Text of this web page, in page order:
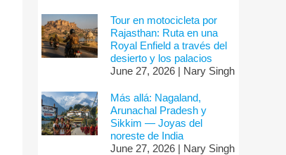
Tour en motocicleta por
Rajasthan: Ruta en una
Royal Enfield a través del
desierto y los palacios
June 27, 2026 | Nary Singh
Más allá: Nagaland,
Arunachal Pradesh y
Sikkim — Joyas del
noreste de India
June 27, 2026 | Nary Singh